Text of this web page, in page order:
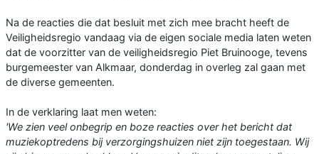
Na de reacties die dat besluit met zich mee bracht heeft de
Veiligheidsregio vandaag via de eigen sociale media laten weten
dat de voorzitter van de veiligheidsregio Piet Bruinooge, tevens
burgemeester van Alkmaar, donderdag in overleg zal gaan met
de diverse gemeenten.
In de verklaring laat men weten:
'We zien veel onbegrip en boze reacties over het bericht dat
muziekoptredens bij verzorgingshuizen niet zijn toegestaan. Wij